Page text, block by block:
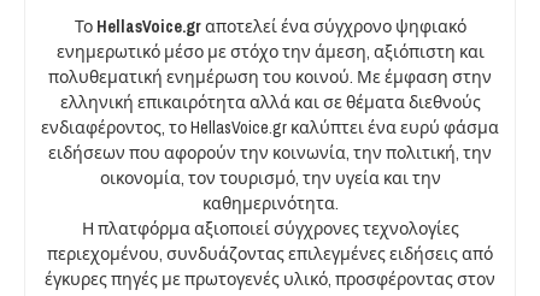
Το HellasVoice.grαποτελεί ένα σύγχρονο ψηφιακό
ενημερωτικό μέσο με στόχο την άμεση, αξιόπιστη και
πολυθεματική ενημέρωση του κοινού. Με έμφαση στην
ελληνική επικαιρότητα αλλά και σε θέματα διεθνούς
ενδιαφέροντος, το HellasVoice.gr καλύπτει ένα ευρύ φάσμα
ειδήσεων που αφορούν την κοινωνία, την πολιτική, την
οικονομία, τον τουρισμό, την υγεία και την
καθημερινότητα.
Η πλατφόρμα αξιοποιεί σύγχρονες τεχνολογίες
περιεχομένου, συνδυάζοντας επιλεγμένες ειδήσεις από
έγκυρες πηγές με πρωτογενές υλικό, προσφέροντας στον